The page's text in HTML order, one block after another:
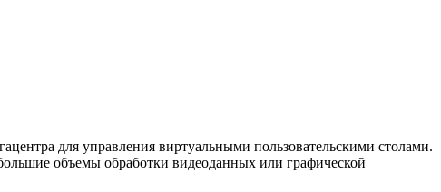
для управления виртуальными пользовательскими столами.
объемы обработки видеоданных или графической